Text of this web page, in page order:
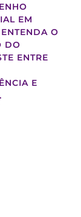
EM
O
DO
ENTRE
E